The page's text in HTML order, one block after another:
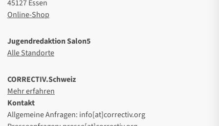
45127 Essen
Online-Shop
Jugendredaktion Salon5
Alle Standorte
CORRECTIV.Schweiz
Mehr erfahren
Kontakt
Allgemeine Anfragen: info[at]correctiv.org